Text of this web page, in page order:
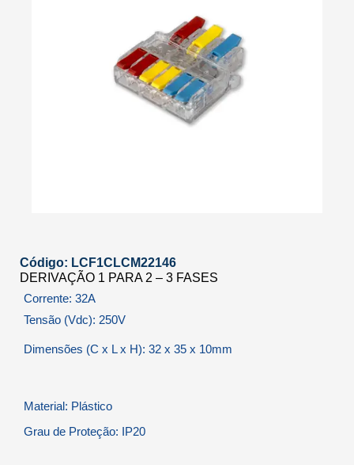
Código: LCF1CLCM22146
DERIVAÇÃO 1 PARA 2 – 3 FASES
Corrente: 32A
Tensão (Vdc): 250V
Dimensões (C x L x H): 32 x 35 x 10mm
Material: Plástico
Grau de Proteção: IP20